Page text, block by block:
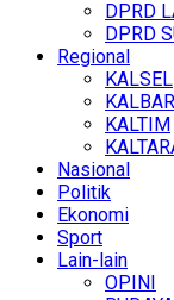
DPRD
DPRD
Regional
KALSEL
KALBAR
KALTIM
Nasional
Politik
Ekonomi
Sport
Lain-lain
OPINI